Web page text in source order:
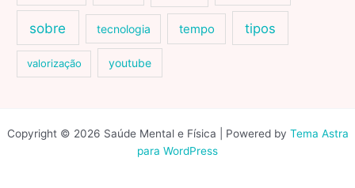
sobre tecnologia tempo tipos
valorização youtube
Copyright © 2026 Saúde Mental e Física | Powered by Tema Astra
para WordPress